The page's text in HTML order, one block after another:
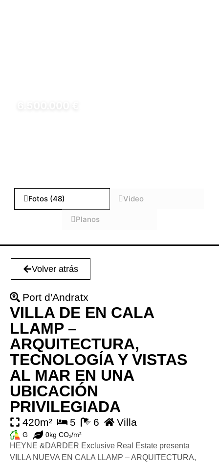
Fotos (48) Video
Planos
Volver atrás
Port d'Andratx
VILLA DE EN CALA
LLAMP –
ARQUITECTURA,
TECNOLOGÍA Y VISTAS
AL MAR EN UNA
UBICACIÓN
PRIVILEGIADA
420m² 5 6 Villa
G 0kg CO₂/m²
HEYNE &DARDER Exclusive Real Estate presenta
VILLA NUEVA EN CALA LLAMP – ARQUITECTURA,